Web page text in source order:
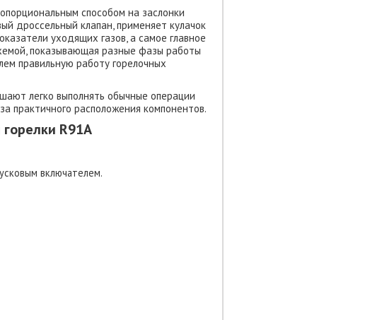
способом на заслонки
дроссельный клапан, применяет кулачок
уходящих газов, а самое главное
показывающая разные фазы работы
правильную работу горелочных
легко выполнять обычные операции
практичного расположения компонентов.
R91A
включателем.